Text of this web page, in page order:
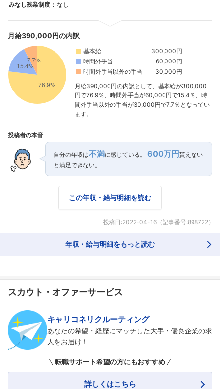
こちらの企業もフォローしませんか？
みなし残業制度： なし
月給390,000円の内訳
基本給
300,000円
時間外手当
60,000円
時間外手当以外の手当
30,000円
月給390,000円の内訳として、基本給が300,000
円で76.9％、時間外手当が60,000円で15.4％、時
間外手当以外の手当が30,000円で7.7％となってい
ます。
投稿者の本音
自分の年収は不満に感じている。 600万円 貰えない
と満足できない。
この年収・給与明細を読む
投稿日:2022-04-16 （記事番号:898722）
年収・給与明細をもっと読む
スカウト・オファーサービス
キャリコネリクルーティング
あなたの希望・経歴にマッチした大手・優良企業の求
人をお届け！
転職サポート希望の方にもおすすめ
詳しくはこちら